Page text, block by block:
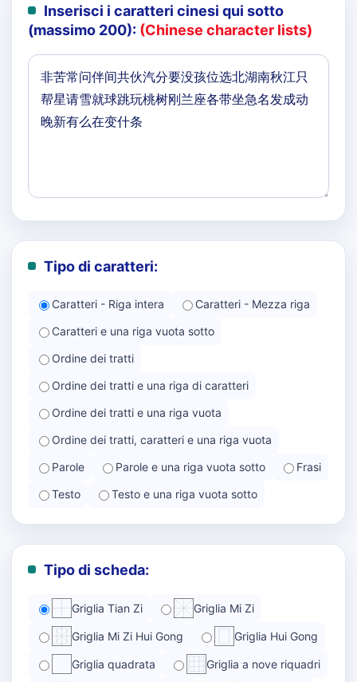
Inserisci i caratteri cinesi qui sotto
(massimo 200): (Chinese character lists)
Tipo di caratteri:
Caratteri - Riga intera
Caratteri - Mezza riga
Caratteri e una riga vuota sotto
Ordine dei tratti
Ordine dei tratti e una riga di caratteri
Ordine dei tratti e una riga vuota
Ordine dei tratti, caratteri e una riga vuota
Parole
Parole e una riga vuota sotto
Frasi
Testo
Testo e una riga vuota sotto
Tipo di scheda:
Griglia Tian Zi Griglia Mi Zi
Griglia Mi Zi Hui Gong Griglia Hui Gong
Griglia quadrata Griglia a nove riquadri